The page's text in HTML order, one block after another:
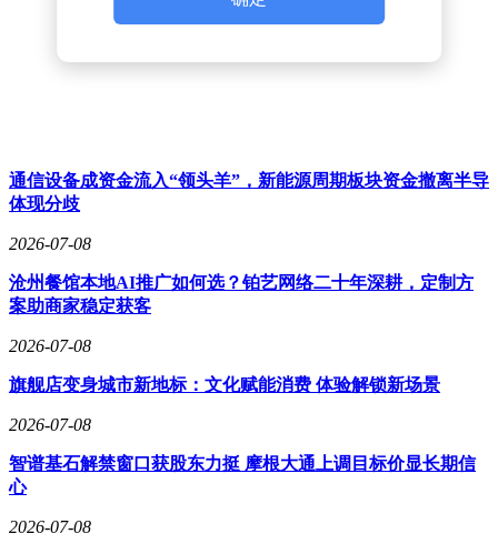
通信设备成资金流入“领头羊”，新能源周期板块资金撤离半导
体现分歧
2026-07-08
沧州餐馆本地AI推广如何选？铂艺网络二十年深耕，定制方
案助商家稳定获客
2026-07-08
旗舰店变身城市新地标：文化赋能消费 体验解锁新场景
2026-07-08
智谱基石解禁窗口获股东力挺 摩根大通上调目标价显长期信
心
2026-07-08